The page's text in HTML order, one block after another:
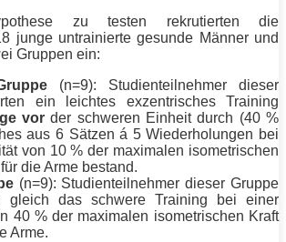
zu testen rekrutierten die
junge untrainierte gesunde Männer und
Gruppen ein:
(n=9): Studienteilnehmer dieser
ein leichtes exzentrisches Training
vor der schweren Einheit durch (40 %
aus 6 Sätzen á 5 Wiederholungen bei
von 10 % der maximalen isometrischen
dieArme bestand.
(n=9): Studienteilnehmer dieser Gruppe
gleich das schwere Training bei einer
40 % der maximalen isometrischen Kraft
Arme.